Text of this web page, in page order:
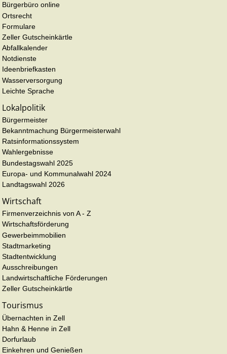
Bürgerbüro online
Ortsrecht
Formulare
Zeller Gutscheinkärtle
Abfallkalender
Notdienste
Ideenbriefkasten
Wasserversorgung
Leichte Sprache
Lokalpolitik
Bürgermeister
Bekanntmachung Bürgermeisterwahl
Ratsinformationssystem
Wahlergebnisse
Bundestagswahl 2025
Europa- und Kommunalwahl 2024
Landtagswahl 2026
Wirtschaft
Firmenverzeichnis von A - Z
Wirtschaftsförderung
Gewerbeimmobilien
Stadtmarketing
Stadtentwicklung
Ausschreibungen
Landwirtschaftliche Förderungen
Zeller Gutscheinkärtle
Tourismus
Übernachten in Zell
Hahn & Henne in Zell
Dorfurlaub
Einkehren und Genießen